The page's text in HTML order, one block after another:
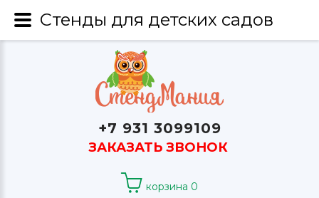
+7 931 3099109
ЗАКАЗАТЬ ЗВОНОК
корзина 0
Стенды для детских садов